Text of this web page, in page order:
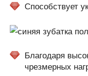
Способствует
Благодаря
чрезмерных